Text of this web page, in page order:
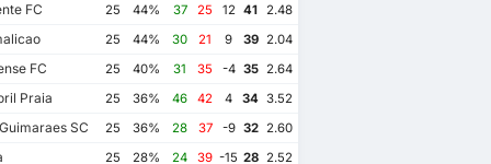
FC 25 44% 37 25 12 41 2.48
25 44% 30 21 9 39 2.04
FC 25 40% 31 35 -4 35 2.64
Praia 25 36% 46 42 4 34 3.52
SC 25 36% 28 37 -9 32 2.60
25 28% 24 39 -15 28 2.52